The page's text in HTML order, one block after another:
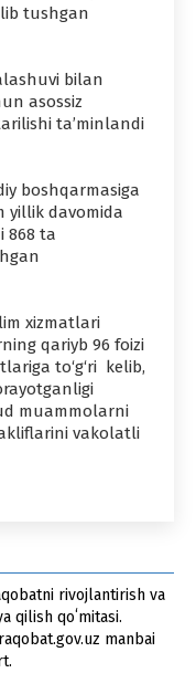
tushgan
bilan
asossiz
ta’minlandi
boshqarmasiga
yillik davomida
868 ta
xizmatlari
qariyb 96 foizi
to‘g‘ri kelib,
muammolarni
vakolatli
rivojlantirish va
qilish qoʻmitasi.
manbai